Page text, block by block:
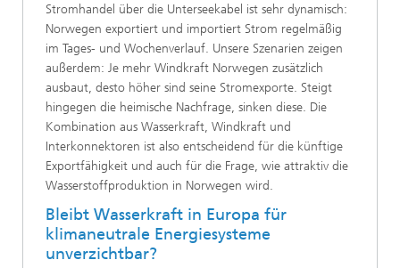
Stromhandel über die Unterseekabel ist sehr dynamisch:
Norwegen exportiert und importiert Strom regelmäßig
im Tages- und Wochenverlauf. Unsere Szenarien zeigen
außerdem: Je mehr Windkraft Norwegen zusätzlich
ausbaut, desto höher sind seine Stromexporte. Steigt
hingegen die heimische Nachfrage, sinken diese. Die
Kombination aus Wasserkraft, Windkraft und
Interkonnektoren ist also entscheidend für die künftige
Exportfähigkeit und auch für die Frage, wie attraktiv die
Wasserstoffproduktion in Norwegen wird.
Bleibt Wasserkraft in Europa für
klimaneutrale Energiesysteme
unverzichtbar?